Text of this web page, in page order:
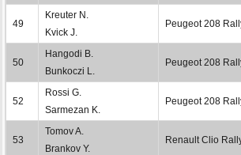
49
Kreuter N.
Kvick J.
Peugeot 208
50
Hangodi B.
Bunkoczi L.
Peugeot 208
52
Rossi G.
Sarmezan K.
Peugeot 208
53
Tomov A.
Brankov Y.
Renault Clio